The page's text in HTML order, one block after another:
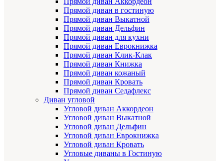
Прямой диван в гостиную
Прямой диван Выкатной
Прямой диван Дельфин
Прямой диван для кухни
Прямой диван Еврокнижка
Прямой диван Клик-Клак
Прямой диван Книжка
Прямой диван кожаный
Прямой диван Кровать
Прямой диван Седафлекс
Диван угловой
Угловой диван Аккордеон
Угловой диван Выкатной
Угловой диван Дельфин
Угловой диван Еврокнижка
Угловой диван Кровать
Угловые диваны в Гостиную